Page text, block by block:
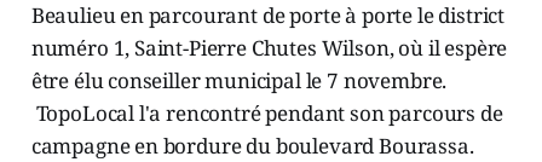
Beaulieu en parcourant de porte à porte le district
numéro 1, Saint-Pierre Chutes Wilson, où il espère
être élu conseiller municipal le 7 novembre.
TopoLocal l'a rencontré pendant son parcours de
campagne en bordure du boulevard Bourassa.